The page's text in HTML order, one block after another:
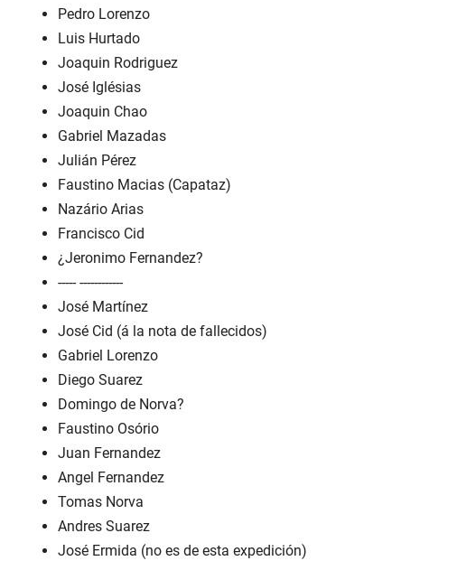
Pedro Lorenzo
Luis Hurtado
Joaquin Rodriguez
José Iglésias
Joaquin Chao
Gabriel Mazadas
Julián Pérez
Faustino Macias (Capataz)
Nazário Arias
Francisco Cid
¿Jeronimo Fernandez?
----- ------------
José Martínez
José Cid (á la nota de fallecidos)
Gabriel Lorenzo
Diego Suarez
Domingo de Norva?
Faustino Osório
Juan Fernandez
Angel Fernandez
Tomas Norva
Andres Suarez
José Ermida (no es de esta expedición)